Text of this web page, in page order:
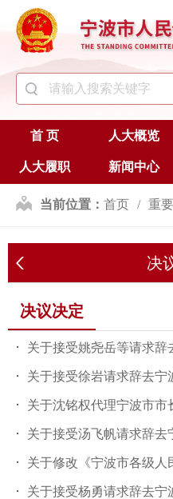
首 页 人大概览
人大履职 新闻中心
当前位置： 首页 重
决
决议决定
关于接受姚尧岳等请求辞去宁波市人大常委会委
关于接受徐岩请求辞去宁波市副市长职
关于沈铭权代理宁波市市长职
关于接受汤飞帆请求辞去宁波市市长
关于修改《宁波市各级人民代表大会常务委员会讨论决
关于接受杨勇请求辞去宁波市副市长职